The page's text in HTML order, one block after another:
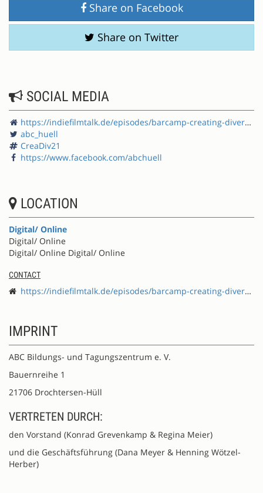
Share on Facebook
Share on Twitter
SOCIAL MEDIA
https://indiefilmtalk.de/episodes/barcamp-creating-diversity/
abc_huell
CreaDiv21
https://www.facebook.com/abchuell
LOCATION
Digital/ Online
Digital/ Online
Digital/ Online Digital/ Online
CONTACT
https://indiefilmtalk.de/episodes/barcamp-creating-diversity/
IMPRINT
ABC Bildungs- und Tagungszentrum e. V.
Bauernreihe 1
21706 Drochtersen-Hüll
VERTRETEN DURCH:
den Vorstand (Konrad Grevenkamp & Regina Meier)
und die Geschäftsführung (Dana Meyer & Henning Wötzel-
Herber)